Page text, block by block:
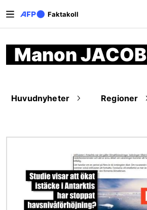
Faktakoll
Manon JACOB
Huvudnyheter Regioner